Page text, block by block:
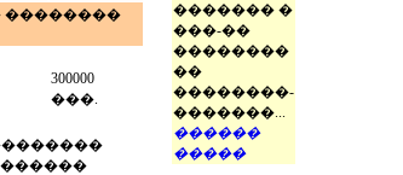
��������
300000
���.
������
������� �
���-��
��������
��
��������-
�������...
������
�����